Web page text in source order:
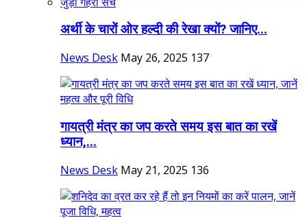
अर्थी के चारों ओर हल्दी की रेखा क्यों? जानिए...
News Desk May 26, 2025 137
गायत्री मंत्र का जप करते समय इस बात का रखें
ध्यान,...
News Desk May 21, 2025 136